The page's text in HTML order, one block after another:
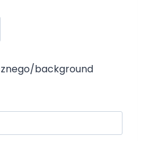
background